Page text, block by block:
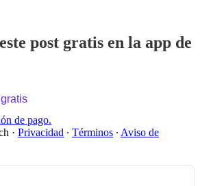
post gratis en la app de
de pago.
· Privacidad ∙ Términos ∙ Aviso de